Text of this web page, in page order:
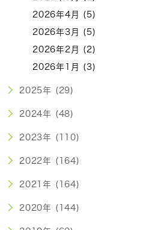
2026年4月 (5)
2026年3月 (5)
2026年2月 (2)
2026年1月 (3)
2025年 (29)
2024年 (48)
2023年 (110)
2022年 (164)
2021年 (164)
2020年 (144)